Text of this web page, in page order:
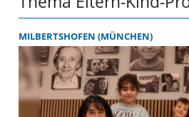
MILBERTSHOFEN (MÜNCHEN)